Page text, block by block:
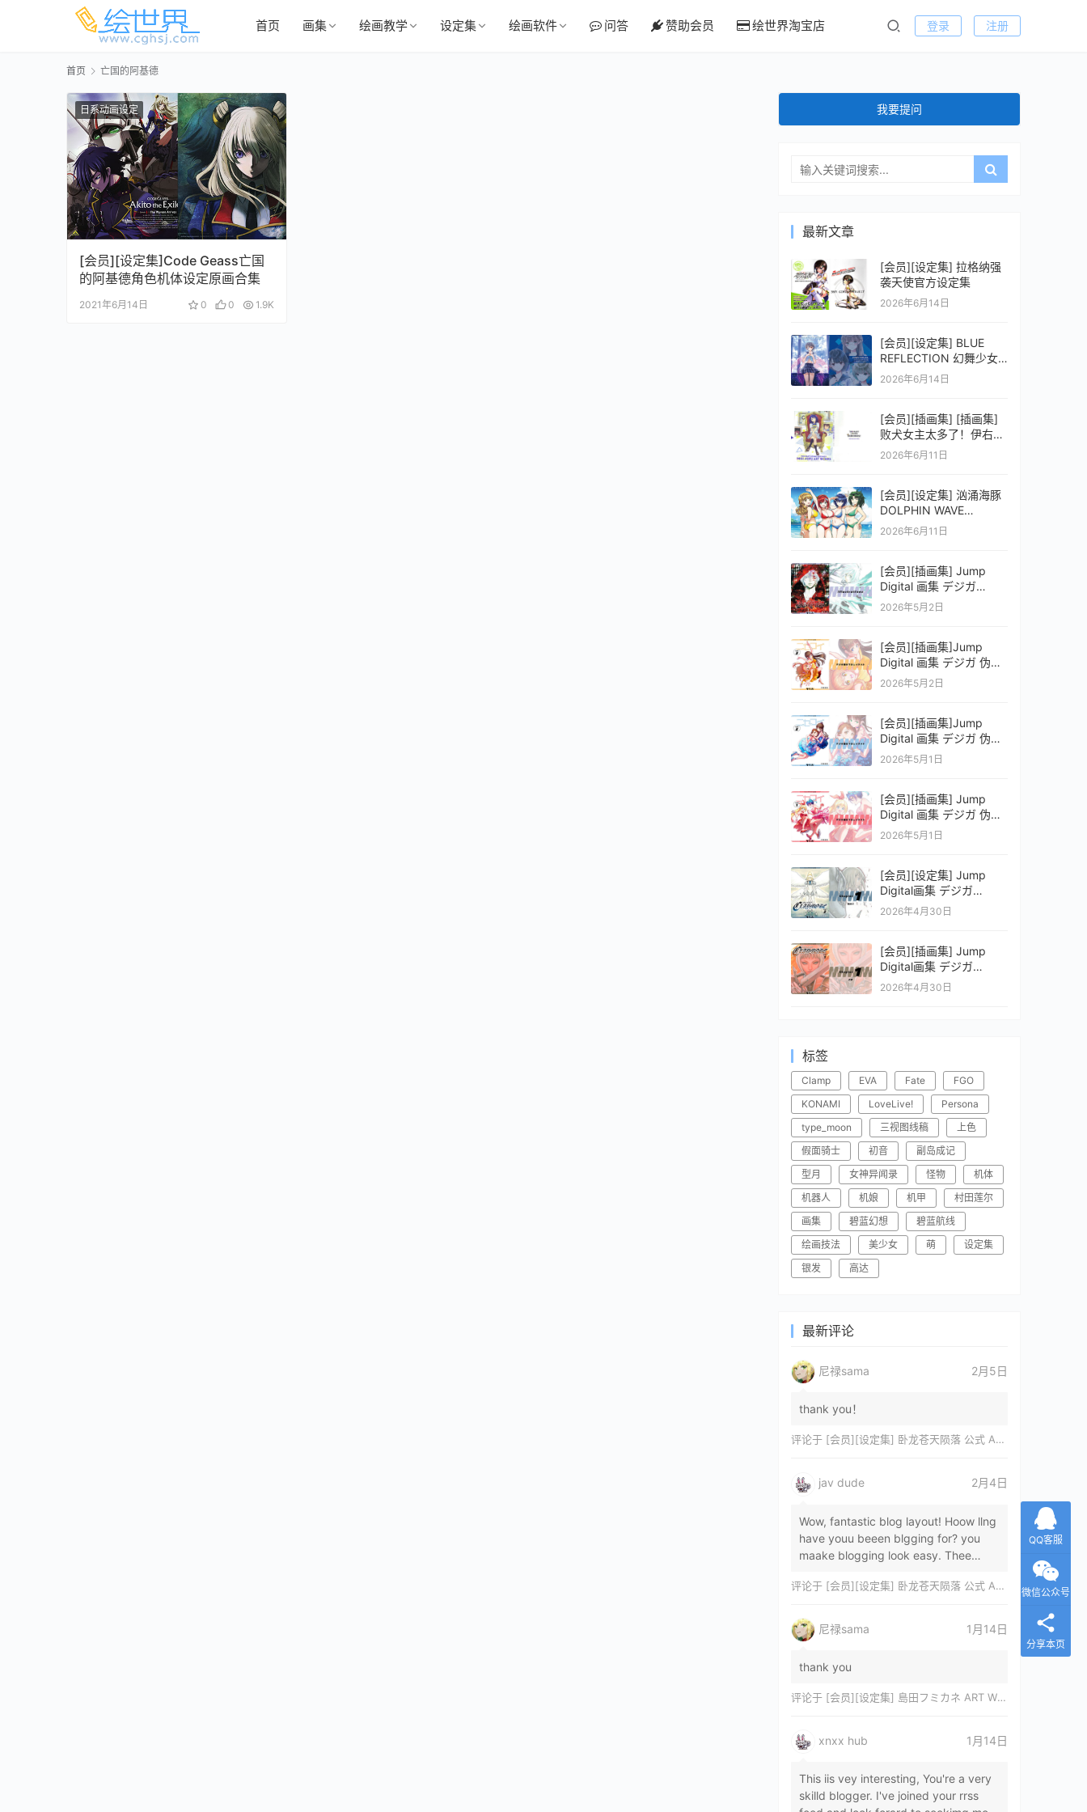
首页 画集 绘画教学 设定集 绘画软件 问答 赞助会员 绘世界淘宝店 登录 注册
首页 亡国的阿基德
日系动画设定
[会员][设定集]Code Geass亡国
的阿基德角色机体设定原画合集
2021年6月14日 0 0 1.9K
我要提问
最新文章
[会员][设定集] 拉格纳强
袭天使官方设定集
2026年6月14日
[会员][设定集] BLUE
REFLECTION 幻舞少女
之剑公式ビジュアルコレ
2026年6月14日
[会员][插画集] [插画集]
败犬女主太多了！伊右群
ARTWORKS
2026年6月11日
[会员][设定集] 汹涌海豚
DOLPHIN WAVE
OFFICIAL VISUAL
2026年6月11日
[会员][插画集] Jump
Digital 画集 デジガ
D.Gray-man
2026年5月2日
[会员][插画集]Jump
Digital 画集 デジガ 伪恋
ニセコイ 3
2026年5月2日
[会员][插画集]Jump
Digital 画集 デジガ 伪恋
ニセコイ 2
2026年5月1日
[会员][插画集] Jump
Digital 画集 デジガ 伪恋
ニセコイ 1
2026年5月1日
[会员][设定集] Jump
Digital画集 デジガ
CLAYMORE 2
2026年4月30日
[会员][插画集] Jump
Digital画集 デジガ
CLAYMORE 1
2026年4月30日
标签
Clamp EVA Fate
FGO
KONAMI
LoveLive!
Persona
type_moon
三视图线稿
上色
假面骑士
初音
副岛成记
型月
女神异闻录 怪物
机体
机器人
机娘 机甲
村田莲尔
画集
碧蓝幻想
碧蓝航线
绘画技法
美少女 萌
设定集
银发
高达
最新评论
尼禄sama 2月5日
thank you！
评论于 [会员][设定集] 卧龙苍天陨落 公式 ARTWORKS[DL]
jav dude 2月4日
Wow, fantastic blog layout! Hoow llng
have youu beeen blgging for? you
maake blogging look easy. Thee
magnificent, let…
评论于 [会员][设定集] 卧龙苍天陨落 公式 ARTWORKS[DL]
尼禄sama 1月14日
thank you
评论于 [会员][设定集] 島田フミカネ ART WORKS EXTRA Luminous Witches[DL]
xnxx hub 1月14日
This iis vey interesting, You're a very
skilld blogger. I've joined your rrss
QQ客服
微信公众号
分享本页